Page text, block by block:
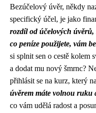
Bezúčelový úvěr, někdy
specifický účel, je jako
rozdíl od účelových
co peníze použijete, vám
si splnit sen o cestě kolem
a dodat mu nový šmrnc?
přihlásit se na kurz, který
úvěrem máte volnou ruku
co vám udělá radost a